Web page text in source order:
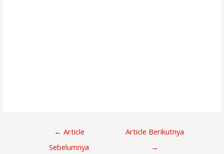
Navigasi
Pos
← Article
Sebelumnya
Article Berikutnya
→